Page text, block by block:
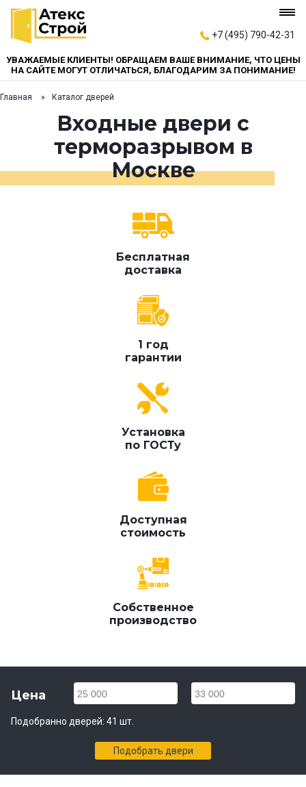
+7 (495) 790-42-31
УВАЖАЕМЫЕ КЛИЕНТЫ! ОБРАЩАЕМ ВАШЕ ВНИМАНИЕ, ЧТО ЦЕНЫ
НА САЙТЕ МОГУТ ОТЛИЧАТЬСЯ, БЛАГОДАРИМ ЗА ПОНИМАНИЕ!
Главная Каталог дверей
Входные двери с
терморазрывом в
Москве
Бесплатная
доставка
1 год
гарантии
Установка
по ГОСТу
Доступная
стоимость
Собственное
производство
Цена 25 000 33 000
Подобранно дверей: 41 шт.
Подобрать двери